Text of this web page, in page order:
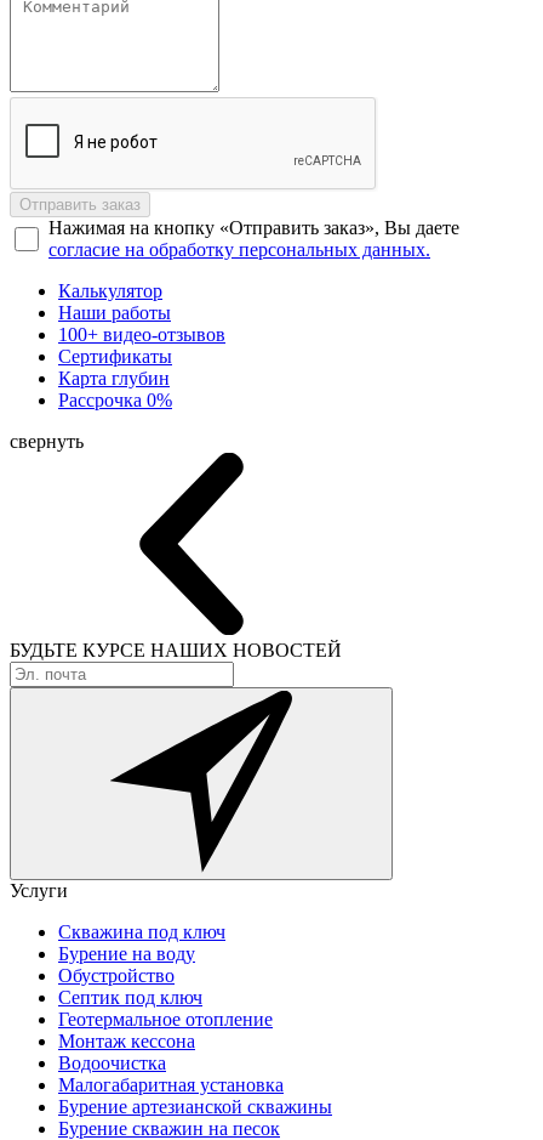
Отправить заказ
Нажимая на кнопку «Отправить заказ», Вы даете
согласие на обработку персональных данных.
Калькулятор
Наши работы
100+ видео-отзывов
Сертификаты
Карта глубин
Рассрочка 0%
свернуть
БУДЬТЕ КУРСЕ НАШИХ НОВОСТЕЙ
Услуги
Скважина под ключ
Бурение на воду
Обустройство
Септик под ключ
Геотермальное отопление
Монтаж кессона
Водоочистка
Малогабаритная установка
Бурение артезианской скважины
Бурение скважин на песок